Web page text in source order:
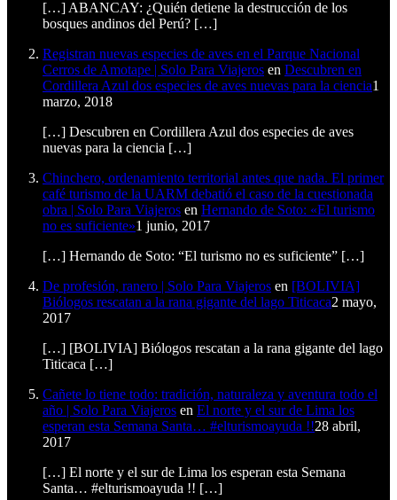
[…] ABANCAY: ¿Quién detiene la destrucción de los
bosques andinos del Perú? […]
Registran nuevas especies de aves en el Parque Nacional
Cerros de Amotape | Solo Para Viajeros en Descubren en
Cordillera Azul dos especies de aves nuevas para la ciencia1
marzo, 2018
[…] Descubren en Cordillera Azul dos especies de aves
nuevas para la ciencia […]
Chinchero, ordenamiento territorial antes que nada. El primer
café turismo de la UARM debatió el caso de la cuestionada
obra | Solo Para Viajeros en Hernando de Soto: «El turismo
no es suficiente»1 junio, 2017
[…] Hernando de Soto: “El turismo no es suficiente” […]
De profesión, ranero | Solo Para Viajeros en [BOLIVIA]
Biólogos rescatan a la rana gigante del lago Titicaca2 mayo,
2017
[…] [BOLIVIA] Biólogos rescatan a la rana gigante del lago
Titicaca […]
Cañete lo tiene todo: tradición, naturaleza y aventura todo el
año | Solo Para Viajeros en El norte y el sur de Lima los
esperan esta Semana Santa… #elturismoayuda !!28 abril,
2017
[…] El norte y el sur de Lima los esperan esta Semana
Santa… #elturismoayuda !! […]